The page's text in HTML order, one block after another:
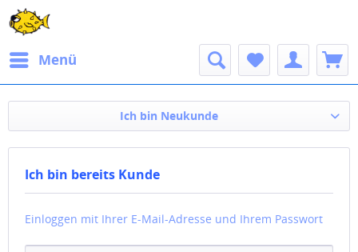
Menü
Ich bin Neukunde
Ich bin bereits Kunde
Einloggen mit Ihrer E-Mail-Adresse und Ihrem Passwort